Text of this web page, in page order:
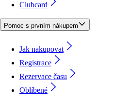
Clubcard
Pomoc s prvním nákupem
Jak nakupovat
Registrace
Rezervace času
Oblíbené